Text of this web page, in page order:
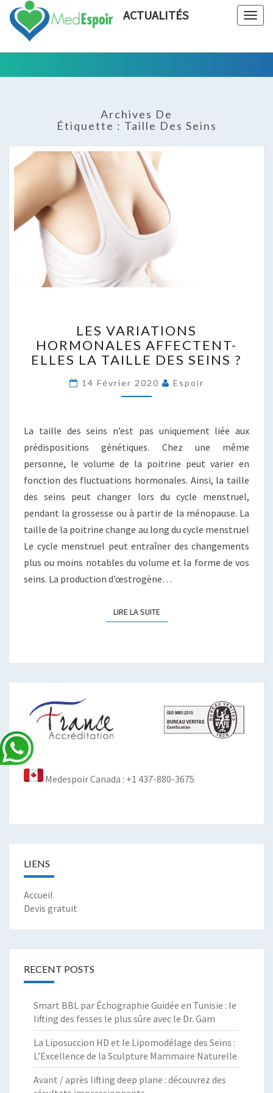
ACTUALITÉS
Avec La
Chirurgie
Esthétique
Archives De
Étiquette : Taille Des Seins
VARIATIONS
HORMONALES
AFFECTENT-
LA
TAILLE
?
LES VARIATIONS
HORMONALES AFFECTENT-
ELLES LA TAILLE DES SEINS ?
14 Février 2020 Espoir
La taille des seins n’est pas uniquement liée aux
prédispositions génétiques. Chez une même
personne, le volume de la poitrine peut varier en
fonction des fluctuations hormonales. Ainsi, la taille
des seins peut changer lors du cycle menstruel,
pendant la grossesse ou à partir de la ménopause. La
taille de la poitrine change au long du cycle menstruel
Le cycle menstruel peut entraîner des changements
plus ou moins notables du volume et la forme de vos
seins. La production d’œstrogène…
LIRE LA SUITELIRE LA SUITE
Medespoir Canada : +1 437-880-3675
LIENS
Accueil
Devis gratuit
RECENT POSTS
Smart BBL par Échographie Guidée en Tunisie : le
lifting des fesses le plus sûre avec le Dr. Gam
La Liposuccion HD et le Lipomodélage des Seins :
L’Excellence de la Sculpture Mammaire Naturelle
Avant / après lifting deep plane : découvrez des